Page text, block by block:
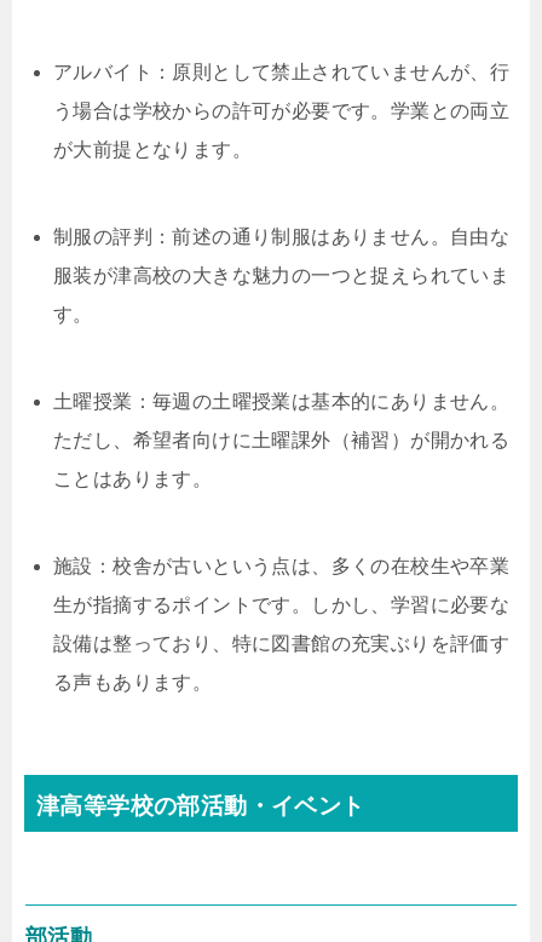
アルバイト：原則として禁止されていませんが、行
う場合は学校からの許可が必要です。学業との両立
が大前提となります。
制服の評判：前述の通り制服はありません。自由な
服装が津高校の大きな魅力の一つと捉えられていま
す。
土曜授業：毎週の土曜授業は基本的にありません。
ただし、希望者向けに土曜課外（補習）が開かれる
ことはあります。
施設：校舎が古いという点は、多くの在校生や卒業
生が指摘するポイントです。しかし、学習に必要な
設備は整っており、特に図書館の充実ぶりを評価す
る声もあります。
津高等学校の部活動・イベント
部活動